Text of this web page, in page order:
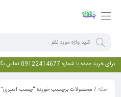
برای خرید عمده با شماره 09122414677 تماس بگیرید
خانه/ محصولات برچسب خورده “چسب اسپری”